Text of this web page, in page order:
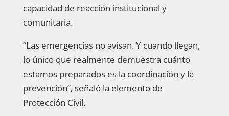
capacidad de reacción institucional y
comunitaria.
“Las emergencias no avisan. Y cuando llegan,
lo único que realmente demuestra cuánto
estamos preparados es la coordinación y la
prevención”, señaló la elemento de
Protección Civil.